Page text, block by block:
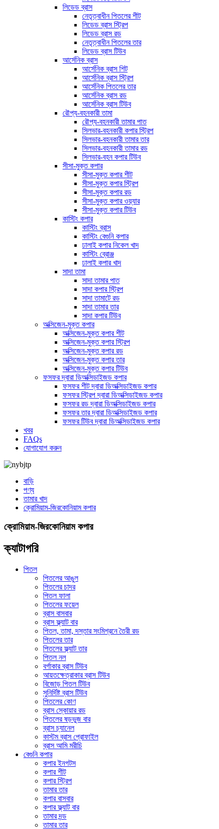
লিডেড ব্রাস
নেতৃত্বাধীন পিতলের শীট
লিডেড ব্রাস স্ট্রিপ
লিডেড ব্রাস রড
নেতৃত্বাধীন পিতলের তার
লিডেড ব্রাস টিউব
আর্সেনিক ব্রাস
আর্সেনিক ব্রাস শিট
আর্সেনিক ব্রাস স্ট্রিপ
আর্সেনিক পিতলের তার
আর্সেনিক ব্রাস রড
আর্সেনিক ব্রাস টিউব
রৌপ্য-বহনকারী তামা
রৌপ্য-বহনকারী তামার পাত
সিলভার-বহনকারী কপার স্ট্রিপ
সিলভার-বহনকারী তামার তার
সিলভার-বহনকারী তামার রড
সিলভার-বহন কপার টিউব
সীসা-মুক্ত কপার
সীসা-মুক্ত কপার শীট
সীসা-মুক্ত কপার স্ট্রিপ
সীসা-মুক্ত কপার রড
সীসা-মুক্ত কপার ওয়্যার
সীসা-মুক্ত কপার টিউব
কাস্টিং কপার
কাস্টিং ব্রাস
কাস্টিং বেগুনি কপার
ঢালাই কপার নিকেল খাদ
কাস্টিং ব্রোঞ্জ
ঢালাই কপার খাদ
সাদা তামা
সাদা তামার পাত
সাদা কপার স্ট্রিপ
সাদা তামাটে রড
সাদা তামার তার
সাদা কপার টিউব
অক্সিজেন-মুক্ত কপার
অক্সিজেন-মুক্ত কপার শীট
অক্সিজেন-মুক্ত কপার স্ট্রিপ
অক্সিজেন-মুক্ত কপার রড
অক্সিজেন-মুক্ত কপার তার
অক্সিজেন-মুক্ত কপার টিউব
ফসফর দ্বারা ডিঅক্সিডাইজড কপার
ফসফর শীট দ্বারা ডিঅক্সিডাইজড কপার
ফসফর স্ট্রিপ দ্বারা ডিঅক্সিডাইজড কপার
ফসফর রড দ্বারা ডিঅক্সিডাইজড কপার
ফসফর তার দ্বারা ডিঅক্সিডাইজড কপার
ফসফর টিউব দ্বারা ডিঅক্সিডাইজড কপার
খবর
FAQs
যোগাযোগ করুন
বাড়ি
পণ্য
তামার খাদ
ক্রোমিয়াম-জিরকোনিয়াম কপার
ক্রোমিয়াম-জিরকোনিয়াম কপার
ক্যাটাগরি
পিতল
পিতলের আঙুল
পিতলের চাদর
পিতল ফালা
পিতলের ফয়েল
ব্রাস বাসবার
ব্রাস ফ্ল্যাট বার
পিতল, তামা, দস্তার সংমিশ্রনে তৈরী রড
পিতলের তার
পিতলের ফ্ল্যাট তার
পিতল নল
বর্গাকার ব্রাস টিউব
আয়তক্ষেত্রাকার ব্রাস টিউব
বিজোড় পিতল টিউব
সুনির্দিষ্ট ব্রাস টিউব
পিতলের কোণ
ব্রাস স্কোয়ার রড
পিতলের ষড়ভুজ বার
ব্রাস চ্যানেল
কাস্টম ব্রাস প্রোফাইল
ব্রাস আমি মরীচি
বেগুনি কপার
কপার ইনগটস
কপার শীট
কপার স্ট্রিপ
তামার তার
কপার বাসবার
কপার ফ্ল্যাট বার
তামার দন্ড
তামার তার